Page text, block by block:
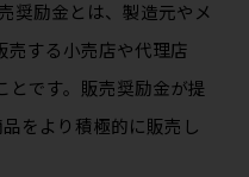
奨励金とは、製造元やメ
売する小売店や代理店
とです。販売奨励金が提
をより積極的に販売し